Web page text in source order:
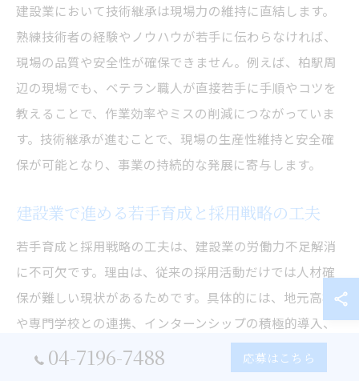
建設業において技術継承は現場力の維持に直結します。
熟練技術者の経験やノウハウが若手に伝わらなければ、
現場の品質や安全性が確保できません。例えば、柏駅周
辺の現場でも、ベテラン職人が直接若手に手順やコツを
教えることで、作業効率やミスの削減につながっていま
す。技術継承が進むことで、現場の生産性維持と安全確
保が可能となり、事業の持続的な発展に寄与します。
建設業で進める若手育成と採用戦略の工夫
若手育成と採用戦略の工夫は、建設業の労働力不足解消
に不可欠です。理由は、従来の採用活動だけでは人材確
保が難しい現状があるためです。具体的には、地元高校
や専門学校との連携、インターンシップの積極的導入、
職場体験会の開催などが効果的です。柏駅周辺でも、若
手人材の早期育成と現場への定着を目指し、こうした取
04-7196-7488 応募はこちら